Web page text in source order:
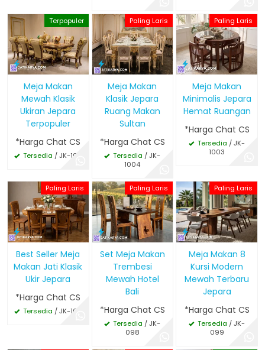
Terpopuler
Meja Makan
Mewah Klasik
Ukiran Jepara
Terpopuler
*Harga Chat CS
Tersedia / JK-1011
Paling Laris
Meja Makan
Klasik Jepara
Ruang Makan
Sultan
*Harga Chat CS
Tersedia / JK-
1004
Paling Laris
Meja Makan
Minimalis Jepara
Hemat Ruangan
*Harga Chat CS
Tersedia / JK-
1003
Paling Laris
Best Seller Meja
Makan Jati Klasik
Ukir Jepara
*Harga Chat CS
Tersedia / JK-100
Paling Laris
Set Meja Makan
Trembesi
Mewah Hotel
Bali
*Harga Chat CS
Tersedia / JK-
098
Paling Laris
Meja Makan 8
Kursi Modern
Mewah Terbaru
Jepara
*Harga Chat CS
Tersedia / JK-
099